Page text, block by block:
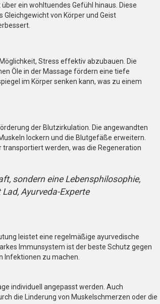
ein wohltuendes Gefühl hinaus. Diese
von Körper und Geist
Stress effektiv abzubauen. Die
Öle in der Massage fördern eine tiefe
im Körper senken kann, was zu einem
der Blutzirkulation. Die angewandten
lockern und die Blutgefäße erweitern.
werden, was die Regeneration
sondern eine Lebensphilosophie,
Ayurveda-Experte
leistet eine regelmäßige ayurvedische
Immunsystem ist der beste Schutz gegen
Infektionen zu machen.
individuell angepasst werden. Auch
die Linderung von Muskelschmerzen oder die